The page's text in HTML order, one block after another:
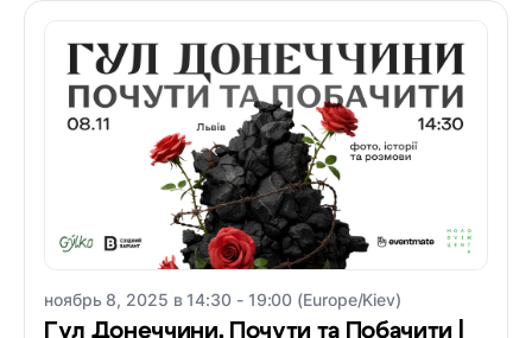
ноябрь 8, 2025 в 14:30 - 19:00 (Europe/Kiev)
Гул Донеччини. Почути та Побачити |